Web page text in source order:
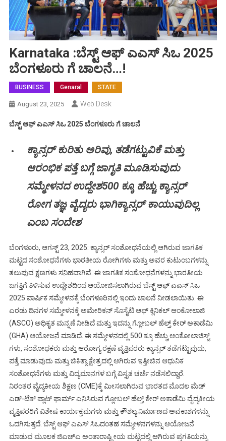
Karnataka :ಬೆಸ್ಟ್ ಆಫ್ ಎಎಸ್ ಸಿಒ 2025
ಬೆಂಗಳೂರು ಗೆ ಚಾಲನೆ…!
BUSINESS Genaral STATE
August 23, 2025 Web Desk
ಬೆಸ್ಟ್ ಆಫ್ ಎಎಸ್ ಸಿಒ 2025 ಬೆಂಗಳೂರು ಗೆ ಚಾಲನೆ
ಕ್ಯಾನ್ಸರ್ ಕುರಿತು ಅರಿವು, ತಡೆಗಟ್ಟುವಿಕೆ ಮತ್ತು
ಆರಂಭಿಕ ಪತ್ತೆ ಬಗ್ಗೆ ಜಾಗೃತಿ ಮೂಡಿಸುವುದು
ಸಮ್ಮೇಳನದ ಉದ್ದೇಶ500 ಕ್ಕೂ ಹೆಚ್ಚು ಕ್ಯಾನ್ಸರ್
ರೋಗ ತಜ್ಞ ವೈದ್ಯರು ಭಾಗಿಕ್ಯಾನ್ಸರ್ ಕಾಯುವುದಿಲ್ಲ
ಎಂಬ ಸಂದೇಶ
ಬೆಂಗಳೂರು, ಆಗಸ್ಟ್ 23, 2025: ಕ್ಯಾನ್ಸರ್ ಸಂಶೋಧನೆಯಲ್ಲಿ ಆಗಿರುವ ಜಾಗತಿಕ
ಮಟ್ಟದ ಸಂಶೋಧನೆಗಳು ಭಾರತೀಯ ರೋಗಿಗಳು ಮತ್ತು ಅವರ ಕುಟುಂಬಗಳನ್ನು
ತಲುಪುವ ಕ್ಷಣಗಳು ಸನಿಹವಾಗಿವೆ. ಈ ಜಾಗತಿಕ ಸಂಶೋಧನೆಗಳನ್ನು ಭಾರತೀಯ
ಜಗತ್ತಿಗೆ ತಿಳಿಸುವ ಉದ್ದೇಶದಿಂದ ಆಯೋಜಿಸಲಾಗಿರುವ ಬೆಸ್ಟ್ ಆಫ್ ಎಎಸ್ ಸಿಒ
2025 ವಾರ್ಷಿಕ ಸಮ್ಮೇಳನಕ್ಕೆ ಬೆಂಗಳೂರಿನಲ್ಲಿ ಇಂದು ಚಾಲನೆ ನೀಡಲಾಯಿತು. ಈ
ಎರಡು ದಿನಗಳ ಸಮ್ಮೇಳನಕ್ಕೆ ಅಮೇರಿಕನ್ ಸೊಸೈಟಿ ಆಫ್ ಕ್ಲಿನಿಕಲ್ ಆಂಕೋಲಾಜಿ
(ASCO) ಅಧಿಕೃತ ಮನ್ನಣೆ ನೀಡಿದೆ ಮತ್ತು ಇದನ್ನು ಗ್ಲೋಬಲ್ ಹೆಲ್ತ್ ಕೇರ್ ಅಕಾಡೆಮಿ
(GHA) ಆಯೋಜನೆ ಮಾಡಿದೆ. ಈ ಸಮ್ಮೇಳನದಲ್ಲಿ 500 ಕ್ಕೂ ಹೆಚ್ಚು ಆಂಕೋಲಾಜಿಸ್ಟ್
ಗಳು, ಸಂಶೋಧಕರು ಮತ್ತು ಆರೋಗ್ಯ ರಕ್ಷಣೆ ವೃತ್ತಿಪರರು ಕ್ಯಾನ್ಸರ್ ತಡೆಗಟ್ಟುವುದು,
ಪತ್ತೆ ಮಾಡುವುದು ಮತ್ತು ಚಿಕಿತ್ಸಾ ಕ್ಷೇತ್ರದಲ್ಲಿ ಆಗಿರುವ ಇತ್ತೀಚಿನ ಆಧುನಿಕ
ಸಂಶೋಧನೆಗಳು ಮತ್ತು ವಿದ್ಯಮಾನಗಳ ಬಗ್ಗೆ ವಿಸ್ತೃತ ಚರ್ಚೆ ನಡೆಸಲಿದ್ದಾರೆ.
ನಿರಂತರ ವೈದ್ಯಕೀಯ ಶಿಕ್ಷಣ (CME)ಕ್ಕೆ ಮೀಸಲಾಗಿರುವ ಭಾರತದ ಮೊದಲ ಮೆಡ್
ಎಡ್-ಟೆಕ್ ಪ್ಲಾಟ್ ಫಾರ್ಮ್ ಎನಿಸಿರುವ ಗ್ಲೋಬಲ್ ಹೆಲ್ತ್ ಕೇರ್ ಅಕಾಡೆಮಿ ವೈದ್ಯಕೀಯ
ವೃತ್ತಿಪರರಿಗೆ ವಿಶೇಷ ಕಾರ್ಯಕ್ರಮಗಳು ಮತ್ತು ಕೌಶಲ್ಯ ನಿರ್ಮಾಣದ ಅವಕಾಶಗಳನ್ನು
ಒದಗಿಸುತ್ತದೆ. ಬೆಸ್ಟ್ ಆಫ್ ಎಎಸ್ ಸಿಒದಂತಹ ಸಮ್ಮೇಳನಗಳನ್ನು ಆಯೋಜನೆ
ಮಾಡುವ ಮೂಲಕ ಜಿಎಚ್ಎ ಅಂತಾರಾಷ್ಟ್ರೀಯ ಮಟ್ಟದಲ್ಲಿ ಆಗಿರುವ ಪ್ರಗತಿಯನ್ನು